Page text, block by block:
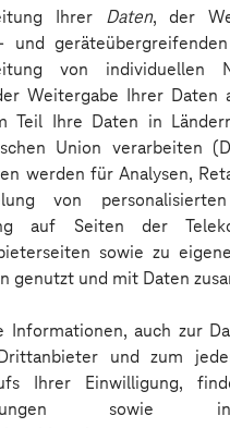
Ihrer Daten, der
und
von individuellen
Weitergabe Ihrer Daten
Teil Ihre Daten in
Union verarbeiten
werden für Analysen,
von
auf Seiten der
sowie zu
genutzt und mit Daten
Informationen, auch zur
und zum
Ihrer Einwilligung,
sowie
auf unsere
Hier eine